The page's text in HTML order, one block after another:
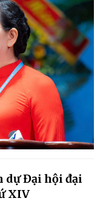
dự Đại hội đại
XIV